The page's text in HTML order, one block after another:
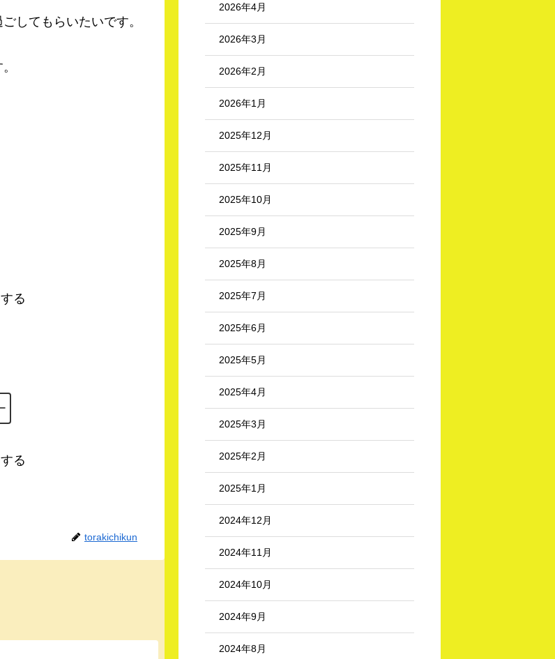
してもらいたいです。
る
る
torakichikun
2026年4月
2026年3月
2026年2月
2026年1月
2025年12月
2025年11月
2025年10月
2025年9月
2025年8月
2025年7月
2025年6月
2025年5月
2025年4月
2025年3月
2025年2月
2025年1月
2024年12月
2024年11月
2024年10月
2024年9月
2024年8月